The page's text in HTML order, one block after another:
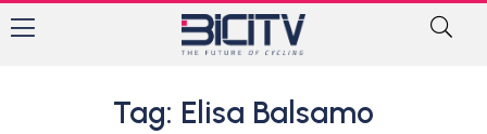
Tag: Elisa Balsamo